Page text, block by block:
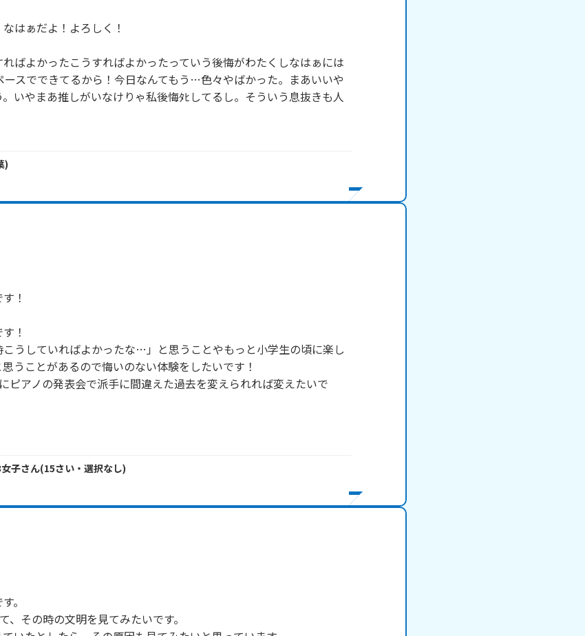
はぁだよ！よろしく！
ばよかったこうすればよかったっていう後悔がわたくしなはぁには
ースでできてるから！今日なんてもう…色々やばかった。まあいいや
いやまあ推しがいなけりゃ私後悔ﾀﾋしてるし。そういう息抜きも人
)
！
！
うしていればよかったな…」と思うことやもっと小学生の頃に楽し
うことがあるので悔いのない体験をしたいです！
ピアノの発表会で派手に間違えた過去を変えられれば変えたいで
子さん(15さい・ 選択なし)
。
、その時の文明を見てみたいです。